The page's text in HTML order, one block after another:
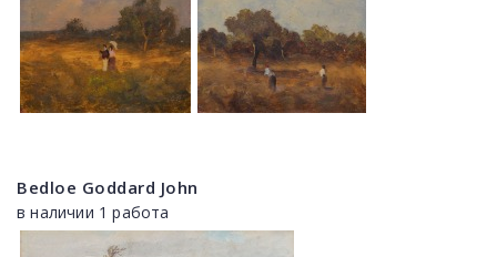
Bedloe Goddard John
в наличии 1 работа